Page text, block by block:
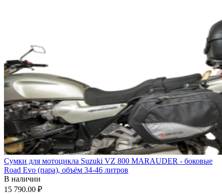
Сумки для мотоцикла Suzuki VZ 800 MARAUDER - боковые
Road Evo (пара), объём 34-46 литров
В наличии
15 790.00 ₽